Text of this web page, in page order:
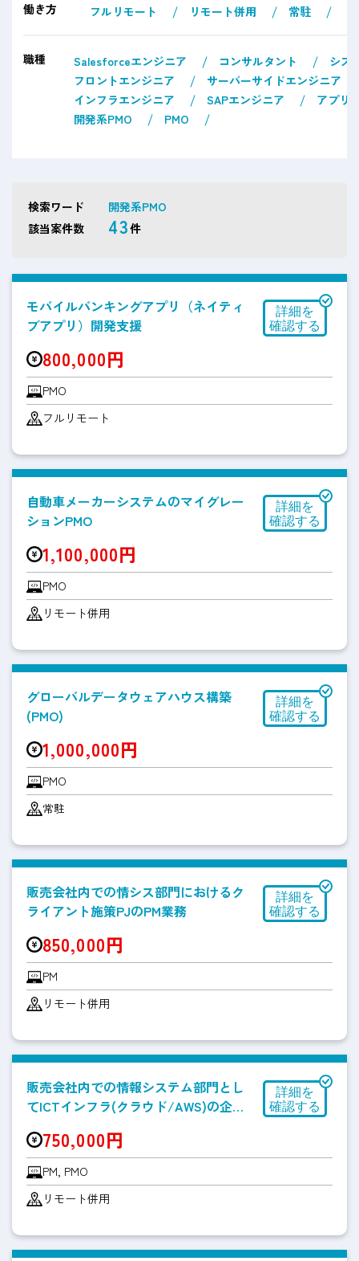
働き方 フルリモート リモート併用 常駐
職種 Salesforceエンジニア コンサルタント
シス
フロントエンジニア
サーバーサイドエンジニア
インフラエンジニア
SAPエンジニア
アプリ
開発系PMO
PMO
検索ワード
開発系PMO
該当案件数
43件
モバイルバンキングアプリ（ネイティ
ブアプリ）開発支援
800,000円
PMO
フルリモート
自動車メーカーシステムのマイグレー
ションPMO
1,100,000円
PMO
リモート併用
グローバルデータウェアハウス構築
(PMO)
1,000,000円
PMO
常駐
販売会社内での情シス部門におけるク
ライアント施策PJのPM業務
850,000円
PM
リモート併用
販売会社内での情報システム部門とし
てICTインフラ(クラウド/AWS)の企画
750,000円
PM, PMO
リモート併用